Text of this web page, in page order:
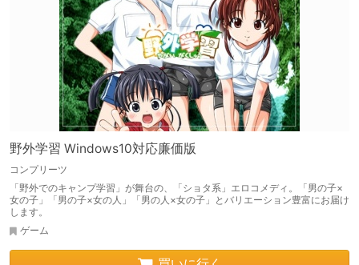
野外学習 Windows10対応廉価版
コンプリーツ
「野外でのキャンプ学習」が舞台の、「ショタ系」エロコメディ。「男の子×
女の子」「男の子×女の人」「男の人×女の子」とバリエーション豊富にお届け
します。
ゲーム